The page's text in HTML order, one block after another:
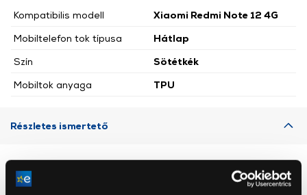
Kompatibilis modell
Xiaomi Redmi Note 12 4G
Mobiltelefon tok típusa
Hátlap
Szín
Sötétkék
Mobiltok anyaga
TPU
Részletes ismertető